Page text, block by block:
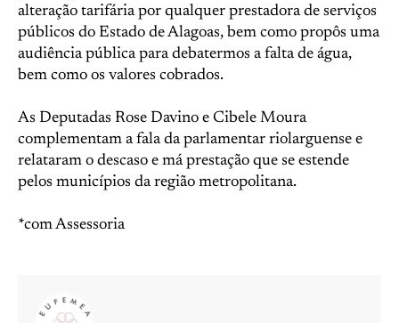
alteração tarifária por qualquer prestadora de serviços
públicos do Estado de Alagoas, bem como propôs uma
audiência pública para debatermos a falta de água,
bem como os valores cobrados.
As Deputadas Rose Davino e Cibele Moura
complementam a fala da parlamentar riolarguense e
relataram o descaso e má prestação que se estende
pelos municípios da região metropolitana.
*com Assessoria